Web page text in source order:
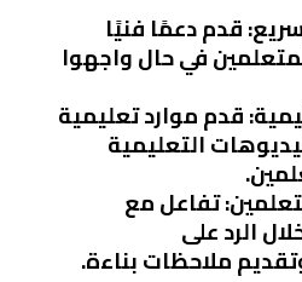
: قدم دعمًا فنيًا
في حال واجهوا
: قدم موارد تعليمية
التعليمية
: تفاعل مع
الرد على
ملاحظات بناءة.